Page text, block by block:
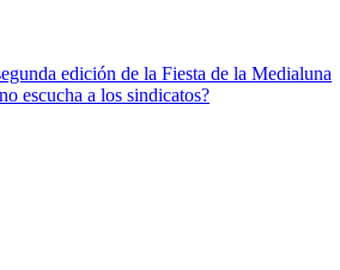
edición de la Fiesta de la Medialuna
escucha a los sindicatos?